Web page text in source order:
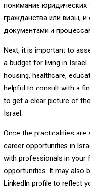
понимание юридических
гражданства или визы,
документами и
Next, it is important to
a budget for living in
housing, healthcare,
helpful to consult with a
to get a clear picture of
Israel.
Once the practicalities
career opportunities in
with professionals in your
opportunities. It may also
LinkedIn profile to reflect